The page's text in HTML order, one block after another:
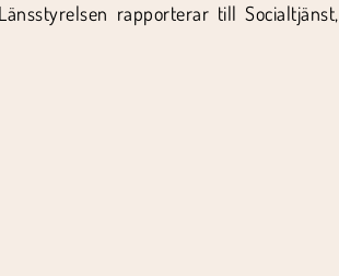
rapporterar till Socialtjänst,